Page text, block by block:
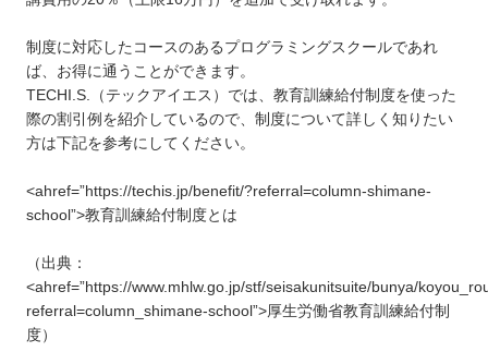
制度に対応したコースのあるプログラミングスクールであれ
ば、お得に通うことができます。
TECHI.S.（テックアイエス）では、教育訓練給付制度を使った
際の割引例を紹介しているので、制度について詳しく知りたい
方は下記を参考にしてください。
<ahref=”https://techis.jp/benefit/?referral=column-shimane-
school”>教育訓練給付制度とは
（出典：
<ahref=”https://www.mhlw.go.jp/stf/seisakunitsuite/bunya/
referral=column_shimane-school”>厚生労働省教育訓練給付制
度）